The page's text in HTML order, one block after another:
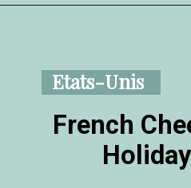
Etats-Unis
French